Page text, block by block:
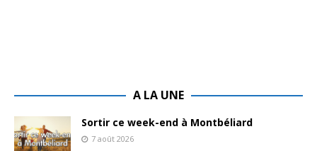
A LA UNE
Sortir ce week-end à Montbéliard
7 août 2026